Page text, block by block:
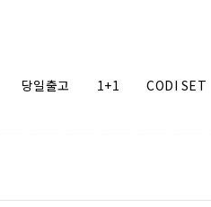
당일출고 1+1 CODI SET